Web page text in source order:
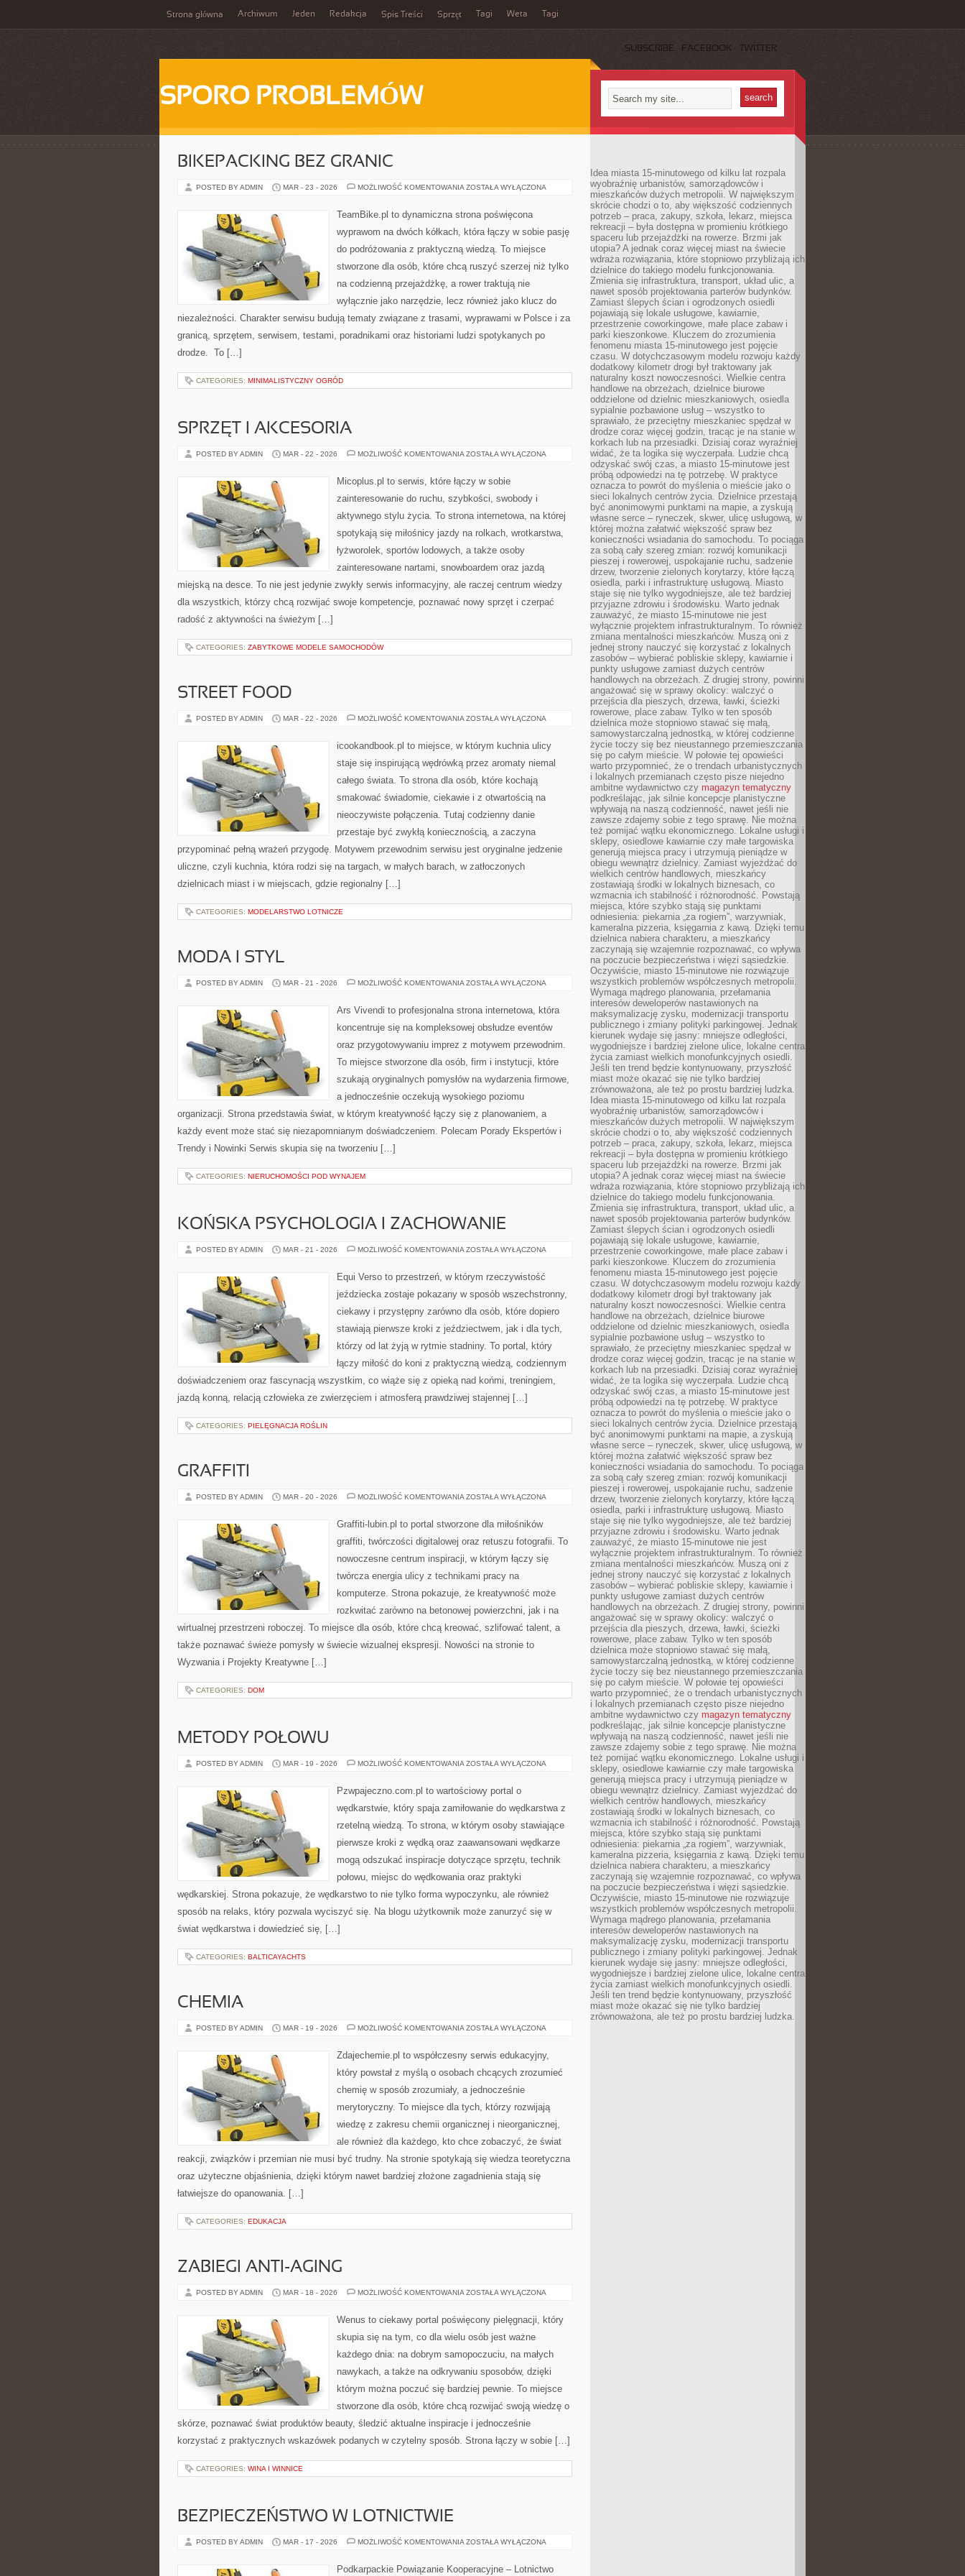
Strona główna Archiwum Jeden Redakcja Spis Treści Sprzęt Tagi Weta Tagi
SUBSCRIBE FACEBOOK TWITTER
SPORO PROBLEMÓW
BIKEPACKING BEZ GRANIC
POSTED BY ADMIN MAR - 23 - 2026 MOŻLIWOŚĆ KOMENTOWANIA BIKEPACKING
ZOSTAŁA WYŁĄCZONA
TeamBike.pl to dynamiczna strona poświęcona
wyprawom na dwóch kółkach, która łączy w sobie pasję
do podróżowania z praktyczną wiedzą. To miejsce
stworzone dla osób, które chcą ruszyć szerzej niż tylko
na codzienną przejażdżkę, a rower traktują nie
wyłącznie jako narzędzie, lecz również jako klucz do
niezależności. Charakter serwisu budują tematy związane z trasami, wyprawami w Polsce i za
granicą, sprzętem, serwisem, testami, poradnikami oraz historiami ludzi spotykanych po
drodze. To […]
CATEGORIES: MINIMALISTYCZNY OGRÓD
SPRZĘT I AKCESORIA
POSTED BY ADMIN MAR - 22 - 2026 MOŻLIWOŚĆ KOMENTOWANIA SPRZĘT
ZOSTAŁA WYŁĄCZONA
Micoplus.pl to serwis, które łączy w sobie
zainteresowanie do ruchu, szybkości, swobody i
aktywnego stylu życia. To strona internetowa, na której
spotykają się miłośnicy jazdy na rolkach, wrotkarstwa,
łyżworolek, sportów lodowych, a także osoby
zainteresowane nartami, snowboardem oraz jazdą
miejską na desce. To nie jest jedynie zwykły serwis informacyjny, ale raczej centrum wiedzy
dla wszystkich, którzy chcą rozwijać swoje kompetencje, poznawać nowy sprzęt i czerpać
radość z aktywności na świeżym […]
CATEGORIES: ZABYTKOWE MODELE SAMOCHODÓW
STREET FOOD
POSTED BY ADMIN MAR - 22 - 2026 MOŻLIWOŚĆ KOMENTOWANIA STREET
ZOSTAŁA WYŁĄCZONA
icookandbook.pl to miejsce, w którym kuchnia ulicy
staje się inspirującą wędrówką przez aromaty niemal
całego świata. To strona dla osób, które kochają
smakować świadomie, ciekawie i z otwartością na
nieoczywiste połączenia. Tutaj codzienny danie
przestaje być zwykłą koniecznością, a zaczyna
przypominać pełną wrażeń przygodę. Motywem przewodnim serwisu jest oryginalne jedzenie
uliczne, czyli kuchnia, która rodzi się na targach, w małych barach, w zatłoczonych
dzielnicach miast i w miejscach, gdzie regionalny […]
CATEGORIES: MODELARSTWO LOTNICZE
MODA I STYL
POSTED BY ADMIN MAR - 21 - 2026 MOŻLIWOŚĆ KOMENTOWANIA MODA
ZOSTAŁA WYŁĄCZONA
Ars Vivendi to profesjonalna strona internetowa, która
koncentruje się na kompleksowej obsłudze eventów
oraz przygotowywaniu imprez z motywem przewodnim.
To miejsce stworzone dla osób, firm i instytucji, które
szukają oryginalnych pomysłów na wydarzenia firmowe,
a jednocześnie oczekują wysokiego poziomu
organizacji. Strona przedstawia świat, w którym kreatywność łączy się z planowaniem, a
każdy event może stać się niezapomnianym doświadczeniem. Polecam Porady Ekspertów i
Trendy i Nowinki Serwis skupia się na tworzeniu […]
CATEGORIES: NIERUCHOMOŚCI POD WYNAJEM
KOŃSKA PSYCHOLOGIA I ZACHOWANIE
POSTED BY ADMIN MAR - 21 - 2026 MOŻLIWOŚĆ KOMENTOWANIA KOŃSKA
ZACHOWANIE
ZOSTAŁA WYŁĄCZONA
Equi Verso to przestrzeń, w którym rzeczywistość
jeździecka zostaje pokazany w sposób wszechstronny,
ciekawy i przystępny zarówno dla osób, które dopiero
stawiają pierwsze kroki z jeździectwem, jak i dla tych,
którzy od lat żyją w rytmie stadniny. To portal, który
łączy miłość do koni z praktyczną wiedzą, codziennym
doświadczeniem oraz fascynacją wszystkim, co wiąże się z opieką nad końmi, treningiem,
jazdą konną, relacją człowieka ze zwierzęciem i atmosferą prawdziwej stajennej […]
CATEGORIES: PIELĘGNACJA ROŚLIN
GRAFFITI
POSTED BY ADMIN MAR - 20 - 2026 MOŻLIWOŚĆ KOMENTOWANIA GRAFFITI
ZOSTAŁA WYŁĄCZONA
Graffiti-lubin.pl to portal stworzone dla miłośników
graffiti, twórczości digitalowej oraz retuszu fotografii. To
nowoczesne centrum inspiracji, w którym łączy się
twórcza energia ulicy z technikami pracy na
komputerze. Strona pokazuje, że kreatywność może
rozkwitać zarówno na betonowej powierzchni, jak i na
wirtualnej przestrzeni roboczej. To miejsce dla osób, które chcą kreować, szlifować talent, a
także poznawać świeże pomysły w świecie wizualnej ekspresji. Nowości na stronie to
Wyzwania i Projekty Kreatywne […]
CATEGORIES: DOM
METODY POŁOWU
POSTED BY ADMIN MAR - 19 - 2026 MOŻLIWOŚĆ KOMENTOWANIA METODY
ZOSTAŁA WYŁĄCZONA
Pzwpajeczno.com.pl to wartościowy portal o
wędkarstwie, który spaja zamiłowanie do wędkarstwa z
rzetelną wiedzą. To strona, w którym osoby stawiające
pierwsze kroki z wędką oraz zaawansowani wędkarze
mogą odszukać inspiracje dotyczące sprzętu, technik
połowu, miejsc do wędkowania oraz praktyki
wędkarskiej. Strona pokazuje, że wędkarstwo to nie tylko forma wypoczynku, ale również
sposób na relaks, który pozwala wyciszyć się. Na blogu użytkownik może zanurzyć się w
świat wędkarstwa i dowiedzieć się, […]
CATEGORIES: BALTICAYACHTS
CHEMIA
POSTED BY ADMIN MAR - 19 - 2026 MOŻLIWOŚĆ KOMENTOWANIA CHEMIA
ZOSTAŁA WYŁĄCZONA
Zdajechemie.pl to współczesny serwis edukacyjny,
który powstał z myślą o osobach chcących zrozumieć
chemię w sposób zrozumiały, a jednocześnie
merytoryczny. To miejsce dla tych, którzy rozwijają
wiedzę z zakresu chemii organicznej i nieorganicznej,
ale również dla każdego, kto chce zobaczyć, że świat
reakcji, związków i przemian nie musi być trudny. Na stronie spotykają się wiedza teoretyczna
oraz użyteczne objaśnienia, dzięki którym nawet bardziej złożone zagadnienia stają się
łatwiejsze do opanowania. […]
CATEGORIES: EDUKACJA
ZABIEGI ANTI-AGING
POSTED BY ADMIN MAR - 18 - 2026 MOŻLIWOŚĆ KOMENTOWANIA ZABIEGI
ZOSTAŁA WYŁĄCZONA
Wenus to ciekawy portal poświęcony pielęgnacji, który
skupia się na tym, co dla wielu osób jest ważne
każdego dnia: na dobrym samopoczuciu, na małych
nawykach, a także na odkrywaniu sposobów, dzięki
którym można poczuć się bardziej pewnie. To miejsce
stworzone dla osób, które chcą rozwijać swoją wiedzę o
skórze, poznawać świat produktów beauty, śledzić aktualne inspiracje i jednocześnie
korzystać z praktycznych wskazówek podanych w czytelny sposób. Strona łączy w sobie […]
CATEGORIES: WINA I WINNICE
BEZPIECZEŃSTWO W LOTNICTWIE
POSTED BY ADMIN MAR - 17 - 2026 MOŻLIWOŚĆ KOMENTOWANIA BEZPIECZEŃSTWO
ZOSTAŁA WYŁĄCZONA
Podkarpackie Powiązanie Kooperacyjne – Lotnictwo
Idea miasta 15-minutowego od kilku lat rozpala
wyobraźnię urbanistów, samorządowców i
mieszkańców dużych metropolii. W największym
skrócie chodzi o to, aby większość codziennych
potrzeb – praca, zakupy, szkoła, lekarz, miejsca
rekreacji – była dostępna w promieniu krótkiego
spaceru lub przejażdżki na rowerze. Brzmi jak
utopia? A jednak coraz więcej miast na świecie
wdraża rozwiązania, które stopniowo przybliżają ich
dzielnice do takiego modelu funkcjonowania.
Zmienia się infrastruktura, transport, układ ulic, a
nawet sposób projektowania parterów budynków.
Zamiast ślepych ścian i ogrodzonych osiedli
pojawiają się lokale usługowe, kawiarnie,
przestrzenie coworkingowe, małe place zabaw i
parki kieszonkowe. Kluczem do zrozumienia
fenomenu miasta 15-minutowego jest pojęcie
czasu. W dotychczasowym modelu rozwoju każdy
dodatkowy kilometr drogi był traktowany jak
naturalny koszt nowoczesności. Wielkie centra
handlowe na obrzeżach, dzielnice biurowe
oddzielone od dzielnic mieszkaniowych, osiedla
sypialnie pozbawione usług – wszystko to
sprawiało, że przeciętny mieszkaniec spędzał w
drodze coraz więcej godzin, tracąc je na stanie w
korkach lub na przesiadki. Dzisiaj coraz wyraźniej
widać, że ta logika się wyczerpała. Ludzie chcą
odzyskać swój czas, a miasto 15-minutowe jest
próbą odpowiedzi na tę potrzebę. W praktyce
oznacza to powrót do myślenia o mieście jako o
sieci lokalnych centrów życia. Dzielnice przestają
być anonimowymi punktami na mapie, a zyskują
własne serce – ryneczek, skwer, ulicę usługową, w
której można załatwić większość spraw bez
konieczności wsiadania do samochodu. To pociąga
za sobą cały szereg zmian: rozwój komunikacji
pieszej i rowerowej, uspokajanie ruchu, sadzenie
drzew, tworzenie zielonych korytarzy, które łączą
osiedla, parki i infrastrukturę usługową. Miasto
staje się nie tylko wygodniejsze, ale też bardziej
przyjazne zdrowiu i środowisku. Warto jednak
zauważyć, że miasto 15-minutowe nie jest
wyłącznie projektem infrastrukturalnym. To również
zmiana mentalności mieszkańców. Muszą oni z
jednej strony nauczyć się korzystać z lokalnych
zasobów – wybierać pobliskie sklepy, kawiarnie i
punkty usługowe zamiast dużych centrów
handlowych na obrzeżach. Z drugiej strony, powinni
angażować się w sprawy okolicy: walczyć o
przejścia dla pieszych, drzewa, ławki, ścieżki
rowerowe, place zabaw. Tylko w ten sposób
dzielnica może stopniowo stawać się małą,
samowystarczalną jednostką, w której codzienne
życie toczy się bez nieustannego przemieszczania
się po całym mieście. W połowie tej opowieści
warto przypomnieć, że o trendach urbanistycznych
i lokalnych przemianach często pisze niejedno
ambitne wydawnictwo czy magazyn tematyczny
podkreślając, jak silnie koncepcje planistyczne
wpływają na naszą codzienność, nawet jeśli nie
zawsze zdajemy sobie z tego sprawę. Nie można
też pomijać wątku ekonomicznego. Lokalne usługi i
sklepy, osiedlowe kawiarnie czy małe targowiska
generują miejsca pracy i utrzymują pieniądze w
obiegu wewnątrz dzielnicy. Zamiast wyjeżdżać do
wielkich centrów handlowych, mieszkańcy
zostawiają środki w lokalnych biznesach, co
wzmacnia ich stabilność i różnorodność. Powstają
miejsca, które szybko stają się punktami
odniesienia: piekarnia „za rogiem”, warzywniak,
kameralna pizzeria, księgarnia z kawą. Dzięki temu
dzielnica nabiera charakteru, a mieszkańcy
zaczynają się wzajemnie rozpoznawać, co wpływa
na poczucie bezpieczeństwa i więzi sąsiedzkie.
Oczywiście, miasto 15-minutowe nie rozwiązuje
wszystkich problemów współczesnych metropolii.
Wymaga mądrego planowania, przełamania
interesów deweloperów nastawionych na
maksymalizację zysku, modernizacji transportu
publicznego i zmiany polityki parkingowej. Jednak
kierunek wydaje się jasny: mniejsze odległości,
wygodniejsze i bardziej zielone ulice, lokalne centra
życia zamiast wielkich monofunkcyjnych osiedli.
Jeśli ten trend będzie kontynuowany, przyszłość
miast może okazać się nie tylko bardziej
zrównoważona, ale też po prostu bardziej ludzka.
Idea miasta 15-minutowego od kilku lat rozpala
wyobraźnię urbanistów, samorządowców i
mieszkańców dużych metropolii. W największym
skrócie chodzi o to, aby większość codziennych
potrzeb – praca, zakupy, szkoła, lekarz, miejsca
rekreacji – była dostępna w promieniu krótkiego
spaceru lub przejażdżki na rowerze. Brzmi jak
utopia? A jednak coraz więcej miast na świecie
wdraża rozwiązania, które stopniowo przybliżają ich
dzielnice do takiego modelu funkcjonowania.
Zmienia się infrastruktura, transport, układ ulic, a
nawet sposób projektowania parterów budynków.
Zamiast ślepych ścian i ogrodzonych osiedli
pojawiają się lokale usługowe, kawiarnie,
przestrzenie coworkingowe, małe place zabaw i
parki kieszonkowe. Kluczem do zrozumienia
fenomenu miasta 15-minutowego jest pojęcie
czasu. W dotychczasowym modelu rozwoju każdy
dodatkowy kilometr drogi był traktowany jak
naturalny koszt nowoczesności. Wielkie centra
handlowe na obrzeżach, dzielnice biurowe
oddzielone od dzielnic mieszkaniowych, osiedla
sypialnie pozbawione usług – wszystko to
sprawiało, że przeciętny mieszkaniec spędzał w
drodze coraz więcej godzin, tracąc je na stanie w
korkach lub na przesiadki. Dzisiaj coraz wyraźniej
widać, że ta logika się wyczerpała. Ludzie chcą
odzyskać swój czas, a miasto 15-minutowe jest
próbą odpowiedzi na tę potrzebę. W praktyce
oznacza to powrót do myślenia o mieście jako o
sieci lokalnych centrów życia. Dzielnice przestają
być anonimowymi punktami na mapie, a zyskują
własne serce – ryneczek, skwer, ulicę usługową, w
której można załatwić większość spraw bez
konieczności wsiadania do samochodu. To pociąga
za sobą cały szereg zmian: rozwój komunikacji
pieszej i rowerowej, uspokajanie ruchu, sadzenie
drzew, tworzenie zielonych korytarzy, które łączą
osiedla, parki i infrastrukturę usługową. Miasto
staje się nie tylko wygodniejsze, ale też bardziej
przyjazne zdrowiu i środowisku. Warto jednak
zauważyć, że miasto 15-minutowe nie jest
wyłącznie projektem infrastrukturalnym. To również
zmiana mentalności mieszkańców. Muszą oni z
jednej strony nauczyć się korzystać z lokalnych
zasobów – wybierać pobliskie sklepy, kawiarnie i
punkty usługowe zamiast dużych centrów
handlowych na obrzeżach. Z drugiej strony, powinni
angażować się w sprawy okolicy: walczyć o
przejścia dla pieszych, drzewa, ławki, ścieżki
rowerowe, place zabaw. Tylko w ten sposób
dzielnica może stopniowo stawać się małą,
samowystarczalną jednostką, w której codzienne
życie toczy się bez nieustannego przemieszczania
się po całym mieście. W połowie tej opowieści
warto przypomnieć, że o trendach urbanistycznych
i lokalnych przemianach często pisze niejedno
ambitne wydawnictwo czy magazyn tematyczny
podkreślając, jak silnie koncepcje planistyczne
wpływają na naszą codzienność, nawet jeśli nie
zawsze zdajemy sobie z tego sprawę. Nie można
też pomijać wątku ekonomicznego. Lokalne usługi i
sklepy, osiedlowe kawiarnie czy małe targowiska
generują miejsca pracy i utrzymują pieniądze w
obiegu wewnątrz dzielnicy. Zamiast wyjeżdżać do
wielkich centrów handlowych, mieszkańcy
zostawiają środki w lokalnych biznesach, co
wzmacnia ich stabilność i różnorodność. Powstają
miejsca, które szybko stają się punktami
odniesienia: piekarnia „za rogiem”, warzywniak,
kameralna pizzeria, księgarnia z kawą. Dzięki temu
dzielnica nabiera charakteru, a mieszkańcy
zaczynają się wzajemnie rozpoznawać, co wpływa
na poczucie bezpieczeństwa i więzi sąsiedzkie.
Oczywiście, miasto 15-minutowe nie rozwiązuje
wszystkich problemów współczesnych metropolii.
Wymaga mądrego planowania, przełamania
interesów deweloperów nastawionych na
maksymalizację zysku, modernizacji transportu
publicznego i zmiany polityki parkingowej. Jednak
kierunek wydaje się jasny: mniejsze odległości,
wygodniejsze i bardziej zielone ulice, lokalne centra
życia zamiast wielkich monofunkcyjnych osiedli.
Jeśli ten trend będzie kontynuowany, przyszłość
miast może okazać się nie tylko bardziej
zrównoważona, ale też po prostu bardziej ludzka.